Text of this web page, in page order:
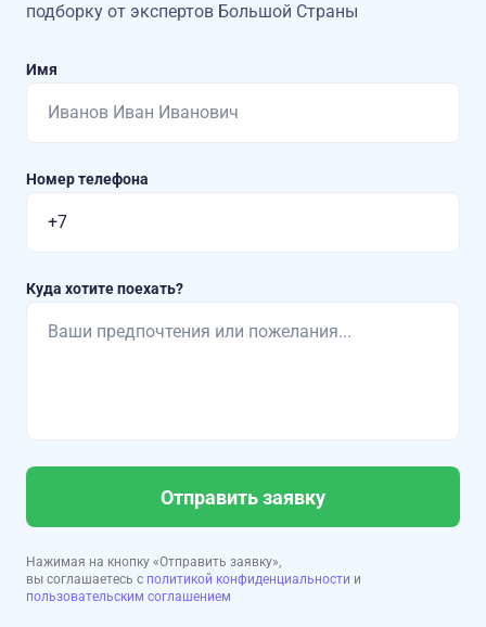
подборку от экспертов Большой Страны
Имя
Номер телефона
Куда хотите поехать?
Отправить заявку
Нажимая на кнопку «Отправить заявку»,
вы соглашаетесь с политикой конфиденциальности и
пользовательским соглашением